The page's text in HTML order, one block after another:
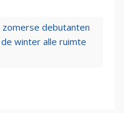
debutanten
de winter alle ruimte